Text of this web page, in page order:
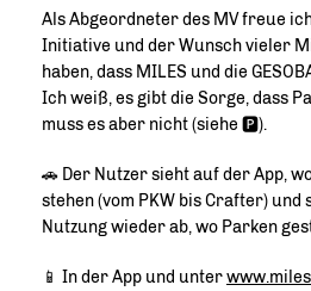
Als Abgeordneter des MV freue
Initiative und der Wunsch vieler
haben, dass MILES und die
Ich weiß, es gibt die Sorge, dass
muss es aber nicht (siehe 🅿️).
🚗 Der Nutzer sieht auf der App,
stehen (vom PKW bis Crafter)
Nutzung wieder ab, wo Parken
📱 In der App und unter